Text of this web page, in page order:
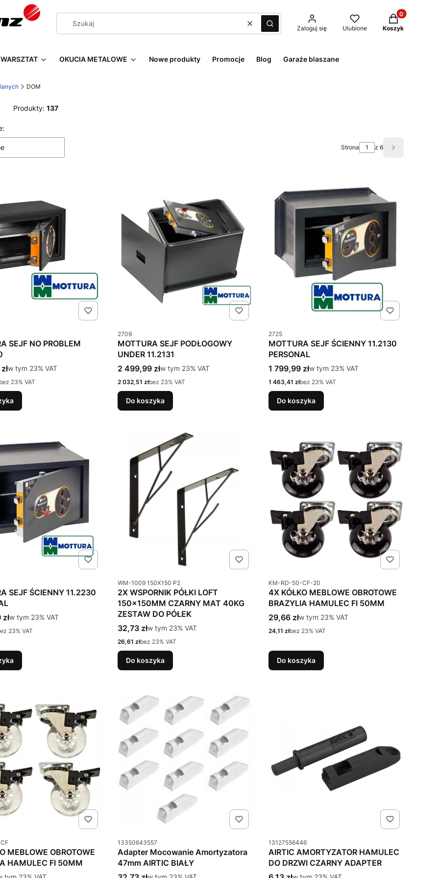
WyczyśćSzukaj Zaloguj się Ulubione
Produkty w
Koszyk
WARSZTAT OKUCIA METALOWE Nowe produkty Promocje Blog Garaże blaszane
DOM
Produkty: 137
Strona z 6 Następne
SEJF NO PROBLEM
w tym %s VAT
w tym 23% VAT
23% VAT
Kod produktu
2709
MOTTURA SEJF PODŁOGOWY
UNDER 11.2131
Cena brutto
2 499,99 złw tym %s VAT
w tym 23% VAT
Cena netto
2 032,51 złbez 23% VAT
Do koszyka
Kod produktu
2725
MOTTURA SEJF ŚCIENNY 11.2130
PERSONAL
Cena brutto
1 799,99 złw tym %s VAT
w tym 23% VAT
Cena netto
1 463,41 złbez 23% VAT
Do koszyka
SEJF ŚCIENNY 11.2230
w tym %s VAT
w tym 23% VAT
23% VAT
Kod produktu
WM-1009 150X150 P2
2X WSPORNIK PÓŁKI LOFT
150x150MM CZARNY MAT 40KG
ZESTAW DO PÓŁEK
Cena brutto
32,73 złw tym %s VAT
w tym 23% VAT
Cena netto
26,61 złbez 23% VAT
Do koszyka
Kod produktu
KM-RD-50-CF-20
4X KÓŁKO MEBLOWE OBROTOWE
BRAZYLIA HAMULEC FI 50MM
Cena brutto
29,66 złw tym %s VAT
w tym 23% VAT
Cena netto
24,11 złbez 23% VAT
Do koszyka
MEBLOWE OBROTOWE
HAMULEC FI 50MM
Kod produktu
13350643557
Adapter Mocowanie Amortyzatora
47mm AIRTIC BIAŁY
Kod produktu
13127556446
AIRTIC AMORTYZATOR HAMULEC
DO DRZWI CZARNY ADAPTER